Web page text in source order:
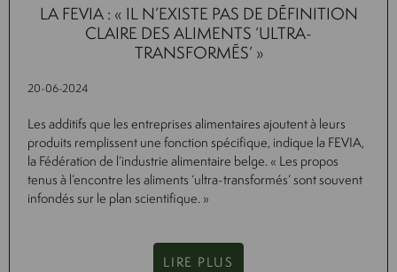
LA FEVIA : « IL N’EXISTE PAS DE DÉFINITION
CLAIRE DES ALIMENTS ‘ULTRA-
TRANSFORMÉS’ »
20-06-2024
Les additifs que les entreprises alimentaires ajoutent à leurs
produits remplissent une fonction spécifique, indique la FEVIA,
la Fédération de l’industrie alimentaire belge. « Les propos
tenus à l’encontre les aliments ‘ultra-transformés’ sont souvent
infondés sur le plan scientifique. »
LIRE PLUS